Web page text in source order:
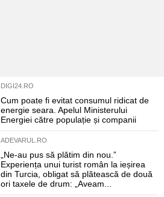
DIGI24.RO
Cum poate fi evitat consumul ridicat de
energie seara. Apelul Ministerului
Energiei către populație și companii
ADEVARUL.RO
„Ne-au pus să plătim din nou.”
Experiența unui turist român la ieșirea
din Turcia, obligat să plătească de două
ori taxele de drum: „Aveam...